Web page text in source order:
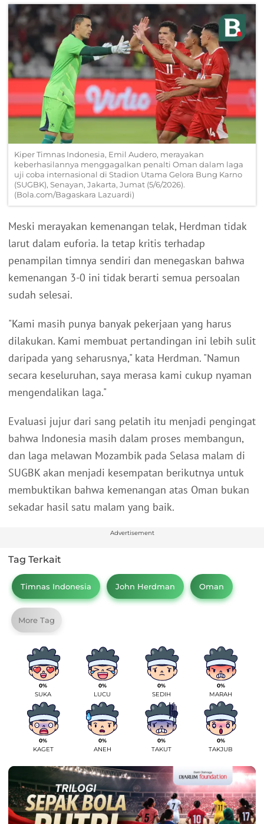
Kiper Timnas Indonesia, Emil Audero, merayakan
keberhasilannya menggagalkan penalti Oman dalam laga
uji coba internasional di Stadion Utama Gelora Bung Karno
(SUGBK), Senayan, Jakarta, Jumat (5/6/2026).
(Bola.com/Bagaskara Lazuardi)
Meski merayakan kemenangan telak, Herdman tidak
larut dalam euforia. Ia tetap kritis terhadap
penampilan timnya sendiri dan menegaskan bahwa
kemenangan 3-0 ini tidak berarti semua persoalan
sudah selesai.
"Kami masih punya banyak pekerjaan yang harus
dilakukan. Kami membuat pertandingan ini lebih sulit
daripada yang seharusnya," kata Herdman. "Namun
secara keseluruhan, saya merasa kami cukup nyaman
mengendalikan laga."
Evaluasi jujur dari sang pelatih itu menjadi pengingat
bahwa Indonesia masih dalam proses membangun,
dan laga melawan Mozambik pada Selasa malam di
SUGBK akan menjadi kesempatan berikutnya untuk
membuktikan bahwa kemenangan atas Oman bukan
sekadar hasil satu malam yang baik.
Advertisement
Tag Terkait
Timnas Indonesia John Herdman Oman
More Tag
0%
SUKA
0%
LUCU
0%
SEDIH
0%
MARAH
0%
KAGET
0%
ANEH
0%
TAKUT
0%
TAKJUB